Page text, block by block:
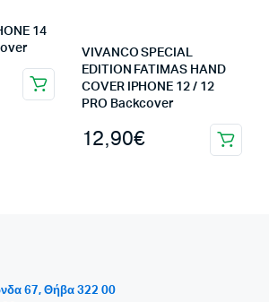
14
VIVANCO SPECIAL
EDITION FATIMAS HAND
COVER IPHONE 12 / 12
PRO Backcover
12,90€
67, Θήβα 322 00